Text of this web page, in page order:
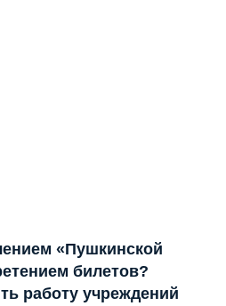
«Пушкинской
билетов?
работу учреждений